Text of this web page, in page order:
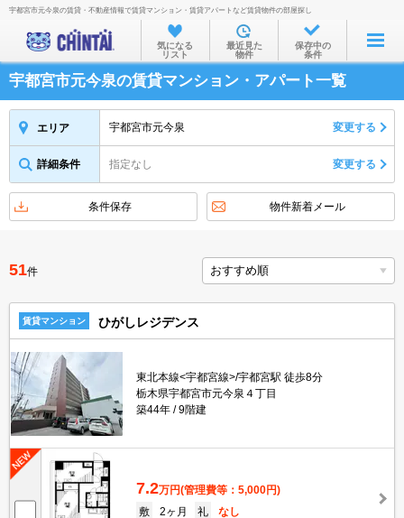
お部屋を探す
沿線・駅から
住所から
物件特集から
不動産会社から
TOP
宇都宮市元今泉の賃貸・不動産情報で賃貸マンション・賃貸アパートなど賃貸物件の部屋探し
気になる
リスト
最近見た
物件
保存中の
条件
宇都宮市元今泉の賃貸マンション・アパート一覧
エリア 宇都宮市元今泉 変更する
詳細条件 指定なし 変更する
条件保存 物件新着メール
51件
賃貸マンション ひがしレジデンス
東北本線<宇都宮線>/宇都宮駅 徒歩8分
栃木県宇都宮市元今泉４丁目
築44年
9階建
7.2万円(管理費等：5,000円)
敷
2ヶ月 礼
なし